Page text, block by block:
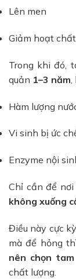
Lên men
Giảm hoạt chất
Trong khi đó,
quản 1–3 năm
Hàm lượng
Vi sinh bị ức
Enzyme nội
Chỉ cần để
không xuống
Điều này cực
mà để hỏng
nên chọn
chất lượng.